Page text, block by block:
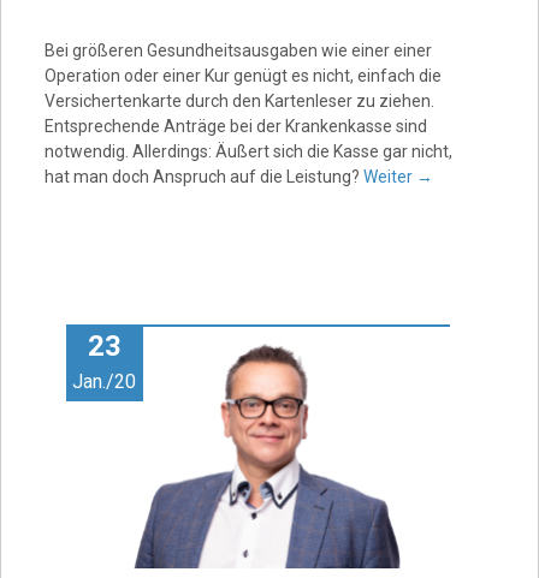
Bei größeren Gesundheitsausgaben wie einer einer
Operation oder einer Kur genügt es nicht, einfach die
Versichertenkarte durch den Kartenleser zu ziehen.
Entsprechende Anträge bei der Krankenkasse sind
notwendig. Allerdings: Äußert sich die Kasse gar nicht,
hat man doch Anspruch auf die Leistung? Weiter →
23
Jan./20